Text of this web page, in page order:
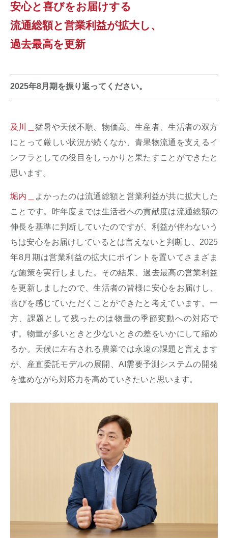
安心と喜びをお届けする
流通総額と営業利益が拡大し、
過去最高を更新
2025年8月期を振り返ってください。
及川＿ 猛暑や天候不順、物価高。生産者、生活者の双方
にとって厳しい状況が続くなか、青果物流通を支えるイ
ンフラとしての役目をしっかりと果たすことができたと
思います。
堀内＿
よかったのは流通総額と営業利益が共に拡大した
ことです。昨年度までは生活者への貢献度は流通総額の
伸長を基準に判断していたのですが、利益が伴わないう
ちは安心をお届けしているとは言えないと判断し、2025
年8月期は営業利益の拡大にポイントを置いてさまざま
な施策を実行しました。その結果、過去最高の営業利益
を更新しましたので、生活者の皆様に安心をお届けし、
喜びを感じていただくことができたと考えています。一
方、課題として残ったのは物量の季節変動への対応で
す。物量が多いときと少ないときの差をいかにして縮め
るか。天候に左右される農業では永遠の課題と言えます
が、産直委託モデルの展開、AI需要予測システムの開発
を進めながら対応力を高めていきたいと思います。